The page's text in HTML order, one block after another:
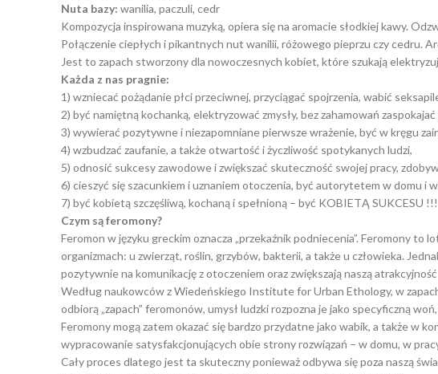
Nuta bazy: wanilia, paczuli, cedr
Kompozycja inspirowana muzyką, opiera się na aromacie słodkiej kawy.
Połączenie ciepłych i pikantnych nut wanilii, różowego pieprzu czy cedru.
Jest to zapach stworzony dla nowoczesnych kobiet, które szukają
Każda z nas pragnie:
1) wzniecać pożądanie płci przeciwnej, przyciągać spojrzenia, wabić
2) być namiętną kochanką, elektryzować zmysły, bez zahamowań
3) wywierać pozytywne i niezapomniane pierwsze wrażenie, być w kręgu
4) wzbudzać zaufanie, a także otwartość i życzliwość spotykanych ludzi,
5) odnosić sukcesy zawodowe i zwiększać skuteczność swojej pracy,
6) cieszyć się szacunkiem i uznaniem otoczenia, być autorytetem w domu i
7) być kobietą szczęśliwą, kochaną i spełnioną – być KOBIETĄ SUKCESU !!!
Czym są feromony?
Feromon w języku greckim oznacza „przekaźnik podniecenia”. Feromony
organizmach: u zwierząt, roślin, grzybów, bakterii, a także u człowieka.
pozytywnie na komunikację z otoczeniem oraz zwiększają naszą
Według naukowców z Wiedeńskiego Institute for Urban Ethology, w
odbiorą „zapach” feromonów, umysł ludzki rozpozna je jako specyficzną
Feromony mogą zatem okazać się bardzo przydatne jako wabik, a także w
wypracowanie satysfakcjonujących obie strony rozwiązań – w domu, w
Cały proces dlatego jest ta skuteczny ponieważ odbywa się poza naszą